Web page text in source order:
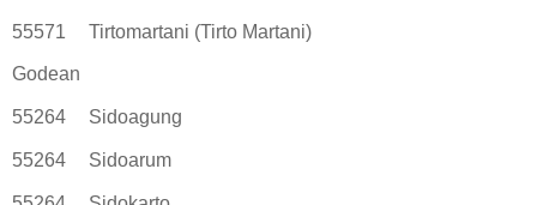
55571 Tirtomartani (Tirto Martani)
Godean
55264 Sidoagung
55264 Sidoarum